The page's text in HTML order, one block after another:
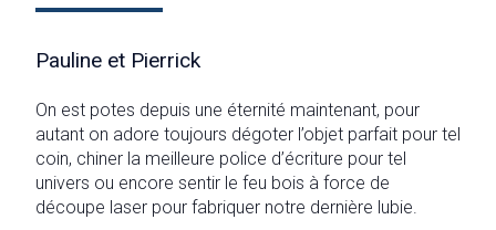
Pauline et Pierrick
On est potes depuis une éternité maintenant, pour
autant on adore toujours dégoter l’objet parfait pour tel
coin, chiner la meilleure police d’écriture pour tel
univers ou encore sentir le feu bois à force de
découpe laser pour fabriquer notre dernière lubie.